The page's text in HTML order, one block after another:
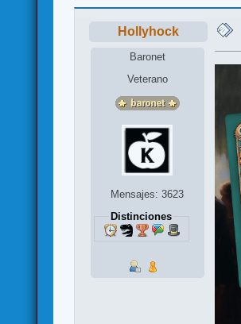
Hollyhock
Baronet
Veterano
Mensajes: 3623
Distinciones